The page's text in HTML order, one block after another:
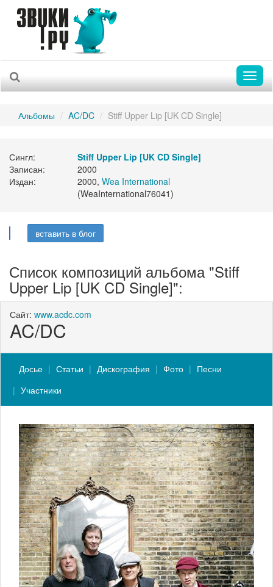
Альбомы AC/DC Stiff Upper Lip [UK CD Single]
Сингл:
Stiff Upper Lip [UK CD Single]
Записан:
2000
Издан:
2000, Wea International
(WeaInternational76041)
вставить в блог
Список композиций альбома "Stiff
Upper Lip [UK CD Single]":
Сайт: www.acdc.com
AC/DC
Досье Статьи Дискография Фото
Песни
Участники